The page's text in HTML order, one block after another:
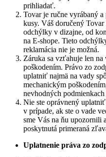
prihliadať.
Tovar je ručne vyrábaný
kusy. Váš doručený
odchýlky v dizajne, od
na E-shope. Tieto
reklamácia nie je možná.
Záruka sa vzťahuje len na
poškodením. Právo zo
uplatniť najmä na vady
mechanickým
nevhodných podmienkach
Nie ste oprávnený
v prípade, ak ste o vade
sme Vás na ňu upozornili
poskytnutá primeraná
Uplatnenie práva zo